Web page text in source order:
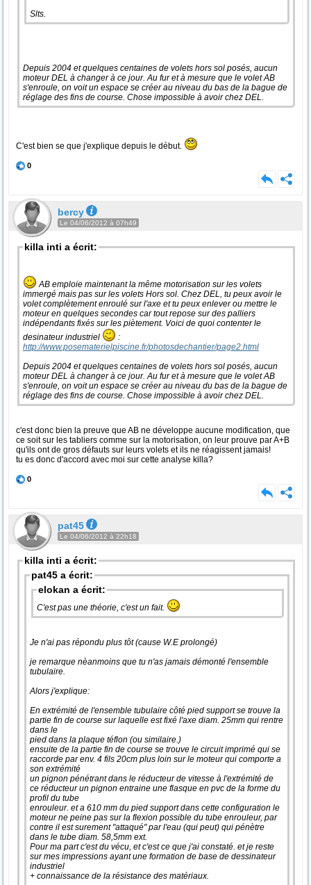
Slts.
Depuis 2004 et quelques centaines de volets hors sol posés, aucun
moteur DEL à changer à ce jour. Au fur et à mesure que le volet AB
s'enroule, on voit un espace se créer au niveau du bas de la bague de
réglage des fins de course. Chose impossible à avoir chez DEL.
C'est bien se que j'explique depuis le début.
0
bercy
Le 04/06/2012 à 07h49
killa inti a écrit:
AB emploie maintenant la même motorisation sur les volets
immergé mais pas sur les volets Hors sol. Chez DEL, tu peux avoir le
volet complètement enroulé sur l'axe et tu peux enlever ou mettre le
moteur en quelques secondes car tout repose sur des palliers
indépendants fixés sur les piètement. Voici de quoi contenter le
desinateur industriel
:
http://www.posematerielpiscine.fr/photosdechantier/page2.html
Depuis 2004 et quelques centaines de volets hors sol posés, aucun
moteur DEL à changer à ce jour. Au fur et à mesure que le volet AB
s'enroule, on voit un espace se créer au niveau du bas de la bague de
réglage des fins de course. Chose impossible à avoir chez DEL.
c'est donc bien la preuve que AB ne développe aucune modification, que
ce soit sur les tabliers comme sur la motorisation, on leur prouve par A+B
qu'ils ont de gros défauts sur leurs volets et ils ne réagissent jamais!
tu es donc d'accord avec moi sur cette analyse killa?
0
pat45
Le 04/06/2012 à 22h18
killa inti a écrit:
pat45 a écrit:
elokan a écrit:
C'est pas une théorie, c'est un fait.
Je n'ai pas répondu plus tôt (cause W.E prolongé)
je remarque nèanmoins que tu n'as jamais démonté l'ensemble
tubulaire.
Alors j'explique:
En extrémité de l'ensemble tubulaire côté pied support se trouve la
partie fin de course sur laquelle est fixé l'axe diam. 25mm qui rentre
dans le
pied dans la plaque téflon (ou similaire.)
ensuite de la partie fin de course se trouve le circuit imprimé qui se
raccorde par env. 4 fils 20cm plus loin sur le moteur qui comporte a
son extrémité
un pignon pénétrant dans le réducteur de vitesse à l'extrémité de
ce réducteur un pignon entraine une flasque en pvc de la forme du
profil du tube
enrouleur. et a 610 mm du pied support dans cette configuration le
moteur ne peine pas sur la flexion possible du tube enrouleur, par
contre il est surement "attaqué" par l'eau (qui peut) qui pénètre
dans le tube diam. 58,5mm ext.
Pour ma part c'est du vécu, et c'est ce que j'ai constaté. et je reste
sur mes impressions ayant une formation de base de dessinateur
industriel
+ connaissance de la résistance des matériaux.